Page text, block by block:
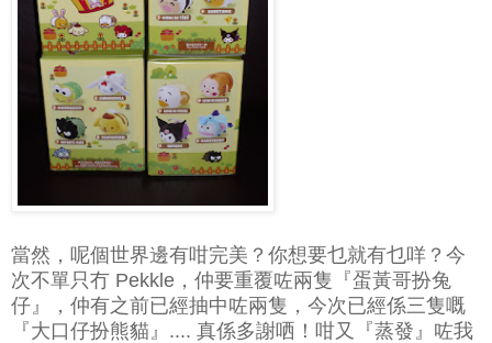
當然，呢個世界邊有咁完美？你想要乜就有乜咩？今
次不單只冇 Pekkle，仲要重覆咗兩隻『蛋黃哥扮兔
仔』，仲有之前已經抽中咗兩隻，今次已經係三隻嘅
『大口仔扮熊貓』.... 真係多謝哂！咁又『蒸發』咗我